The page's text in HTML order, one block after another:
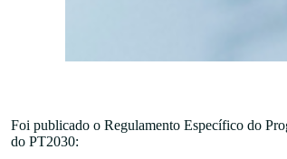
Foi publicado o Regulamento Específico do
do PT2030: